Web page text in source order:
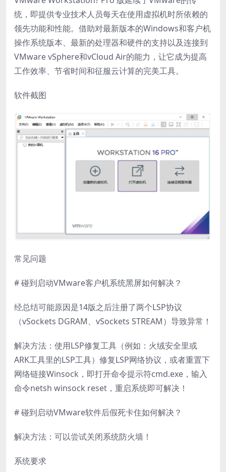
统，即提供专业技术人员每天在使用虚拟机时所依赖的
领先功能和性能。借助对最新版本的Windows和客户机
操作系统版本、最新的处理器和硬件的支持以及连接到
VMware vSphere和vCloud Air的能力，让它成为提高
工作效率、节省时间和征服云计算的完美工具。
软件截图
常见问题
# 碰到启动VMware客户机系统黑屏如何解决？
经总结可能原因是14版之后注册了两个LSP协议
（vSockets DGRAM、vSockets STREAM）导致异常！
解决方法：使用LSP修复工具（例如：火绒安全里或
ARK工具里的LSP工具）修复LSP网络协议，或者重置下
网络链接Winsock，即打开命令提示符cmd.exe，输入
命令netsh winsock reset，重启系统即可解决！
# 碰到启动VMware软件后假死卡住如何解决？
解决方法：可以尝试关闭系统防火墙！
系统要求